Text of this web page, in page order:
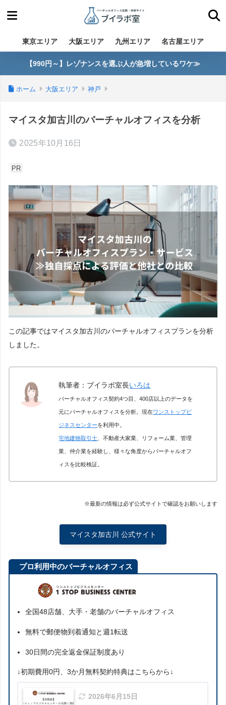
東京エリア 大阪エリア 九州エリア 名古屋エリア
【990円～】レゾナンスを選ぶ人が急増しているワケ≫
ホーム 大阪エリア 神戸
マイスタ加古川のバーチャルオフィスを分析
2025年10月16日
PR
この記事ではマイスタ加古川のバーチャルオフィスプランを分析
しました。
執筆者：ブイラボ室長いろは
バーチャルオフィス契約4つ目、400店以上のデータを
元にバーチャルオフィスを分析。現在ワンストップビ
ジネスセンターを利用中。
宅地建物取引士 、不動産大家業、リフォーム業、管理
業、仲介業を経験し、様々な角度からバーチャルオフ
ィスを比較検証。
※最新の情報は必ず公式サイトで確認をお願いします
マイスタ加古川 公式サイト
プロ利用中のバーチャルオフィス
全国48店舗、大手・老舗のバーチャルオフィス
無料で郵便物到着通知と週1転送
30日間の完全返金保証制度あり
↓初期費用0円、3か月無料契約特典はこちらから↓
2026年6月15日